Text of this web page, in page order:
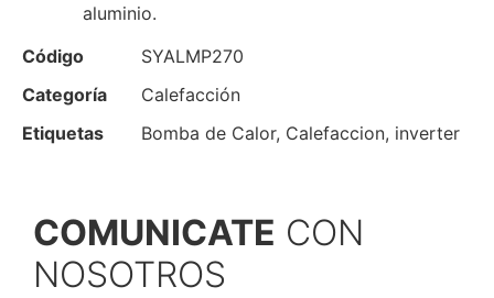
aluminio.
Código
SYALMP270
Categoría
Calefacción
Etiquetas
Bomba de Calor, Calefaccion, inverter
COMUNICATE CON
NOSOTROS